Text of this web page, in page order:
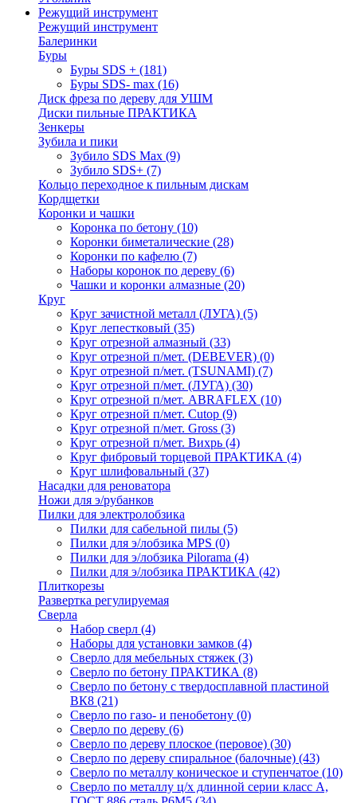
Режущий инструмент
Режущий инструмент
Балеринки
Буры
Буры SDS + (181)
Буры SDS- max (16)
Диск фреза по дереву для УШМ
Диски пильные ПРАКТИКА
Зенкеры
Зубила и пики
Зубило SDS Max (9)
Зубило SDS+ (7)
Кольцо переходное к пильным дискам
Кордщетки
Коронки и чашки
Коронка по бетону (10)
Коронки биметалические (28)
Коронки по кафелю (7)
Наборы коронок по дереву (6)
Чашки и коронки алмазные (20)
Круг
Круг зачистной металл (ЛУГА) (5)
Круг лепестковый (35)
Круг отрезной алмазный (33)
Круг отрезной п/мет. (DEBEVER) (0)
Круг отрезной п/мет. (TSUNAMI) (7)
Круг отрезной п/мет. (ЛУГА) (30)
Круг отрезной п/мет. ABRAFLEX (10)
Круг отрезной п/мет. Cutop (9)
Круг отрезной п/мет. Gross (3)
Круг отрезной п/мет. Вихрь (4)
Круг фибровый торцевой ПРАКТИКА (4)
Круг шлифовальный (37)
Насадки для реноватора
Ножи для э/рубанков
Пилки для электролобзика
Пилки для сабельной пилы (5)
Пилки для э/лобзика MPS (0)
Пилки для э/лобзика Pilorama (4)
Пилки для э/лобзика ПРАКТИКА (42)
Плиткорезы
Развертка регулируемая
Сверла
Набор сверл (4)
Наборы для установки замков (4)
Сверло для мебельных стяжек (3)
Сверло по бетону ПРАКТИКА (8)
Сверло по бетону с твердосплавной пластиной
ВК8 (21)
Сверло по газо- и пенобетону (0)
Сверло по дереву (6)
Сверло по дереву плоское (перовое) (30)
Сверло по дереву спиральное (балочные) (43)
Сверло по металлу коническое и ступенчатое (10)
Сверло по металлу ц/х длинной серии класс А,